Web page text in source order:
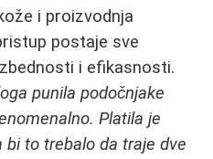
i proizvodnja
postaje sve
i efikasnosti.
punila podočnjake
Platila je
bi to trebalo da traje dve